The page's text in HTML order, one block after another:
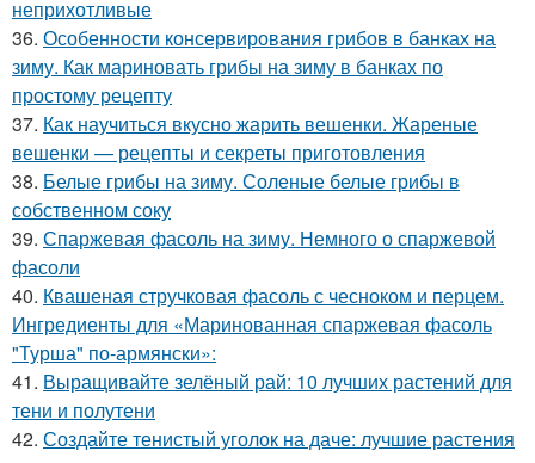
неприхотливые
36. Особенности консервирования грибов в банках на
зиму. Как мариновать грибы на зиму в банках по
простому рецепту
37. Как научиться вкусно жарить вешенки. Жареные
вешенки — рецепты и секреты приготовления
38. Белые грибы на зиму. Соленые белые грибы в
собственном соку
39. Спаржевая фасоль на зиму. Немного о спаржевой
фасоли
40. Квашеная стручковая фасоль с чесноком и перцем.
Ингредиенты для «Маринованная спаржевая фасоль
"Турша" по-армянски»:
41. Выращивайте зелёный рай: 10 лучших растений для
тени и полутени
42. Создайте тенистый уголок на даче: лучшие растения